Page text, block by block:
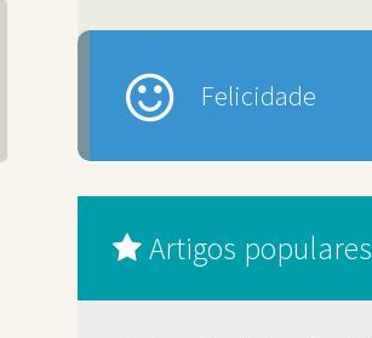
Felicidade
Artigos populares